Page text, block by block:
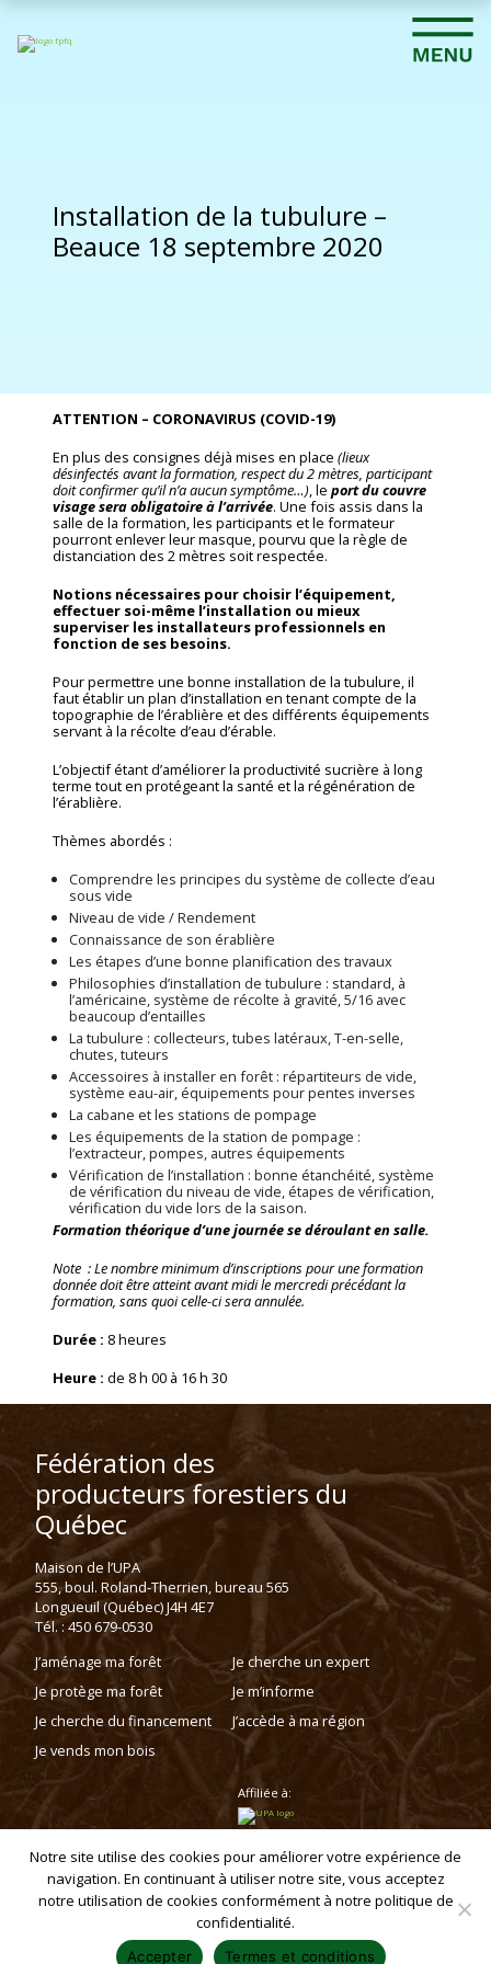
Installation de la tubulure –
Beauce 18 septembre 2020
ATTENTION – CORONAVIRUS (COVID-19)
En plus des consignes déjà mises en place (lieux
désinfectés avant la formation, respect du 2 mètres, participant
doit confirmer qu’il n’a aucun symptôme…), le port du couvre
visage sera obligatoire à l’arrivée. Une fois assis dans la
salle de la formation, les participants et le formateur
pourront enlever leur masque, pourvu que la règle de
distanciation des 2 mètres soit respectée.
Notions nécessaires pour choisir l’équipement,
effectuer soi-même l’installation ou mieux
superviser les installateurs professionnels en
fonction de ses besoins.
Pour permettre une bonne installation de la tubulure, il
faut établir un plan d’installation en tenant compte de la
topographie de l’érablière et des différents équipements
servant à la récolte d’eau d’érable.
L’objectif étant d’améliorer la productivité sucrière à long
terme tout en protégeant la santé et la régénération de
l’érablière.
Thèmes abordés :
Comprendre les principes du système de collecte d’eau
sous vide
Niveau de vide / Rendement
Connaissance de son érablière
Les étapes d’une bonne planification des travaux
Philosophies d’installation de tubulure : standard, à
l’américaine, système de récolte à gravité, 5/16 avec
beaucoup d’entailles
La tubulure : collecteurs, tubes latéraux, T-en-selle,
chutes, tuteurs
Accessoires à installer en forêt : répartiteurs de vide,
système eau-air, équipements pour pentes inverses
La cabane et les stations de pompage
Les équipements de la station de pompage :
l’extracteur, pompes, autres équipements
Vérification de l’installation : bonne étanchéité, système
de vérification du niveau de vide, étapes de vérification,
vérification du vide lors de la saison.
Formation théorique d’une journée se déroulant en salle.
Note : Le nombre minimum d’inscriptions pour une formation
donnée doit être atteint avant midi le mercredi précédant la
formation, sans quoi celle-ci sera annulée.
Durée : 8 heures
Heure : de 8 h 00 à 16 h 30
Fédération des
producteurs forestiers du
Québec
Maison de l’UPA
555, boul. Roland-Therrien, bureau 565
Longueuil (Québec) J4H 4E7
Tél. : 450 679-0530
J’aménage ma forêt
Je protège ma forêt
Je cherche du financement
Je vends mon bois
Je cherche un expert
Je m’informe
J’accède à ma région
Affiliée à:
Politique de confidentialité
Copyright © 2025 - Fédération des producteurs forestiers du Québec. Tous
droits réservés.
Notre site utilise des cookies pour améliorer votre expérience de
navigation. En continuant à utiliser notre site, vous acceptez
notre utilisation de cookies conformément à notre politique de
confidentialité.
Accepter Termes et conditions